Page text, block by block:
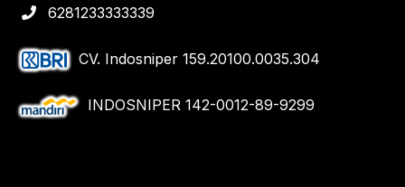
6281233333339
CV. Indosniper 159.20100.0035.304
INDOSNIPER 142-0012-89-9299